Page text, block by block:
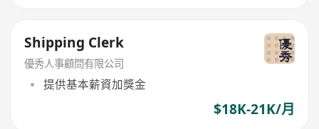
Shipping Clerk
優秀人事顧問有限公司
提供基本薪資加獎金
$18K-21K/月